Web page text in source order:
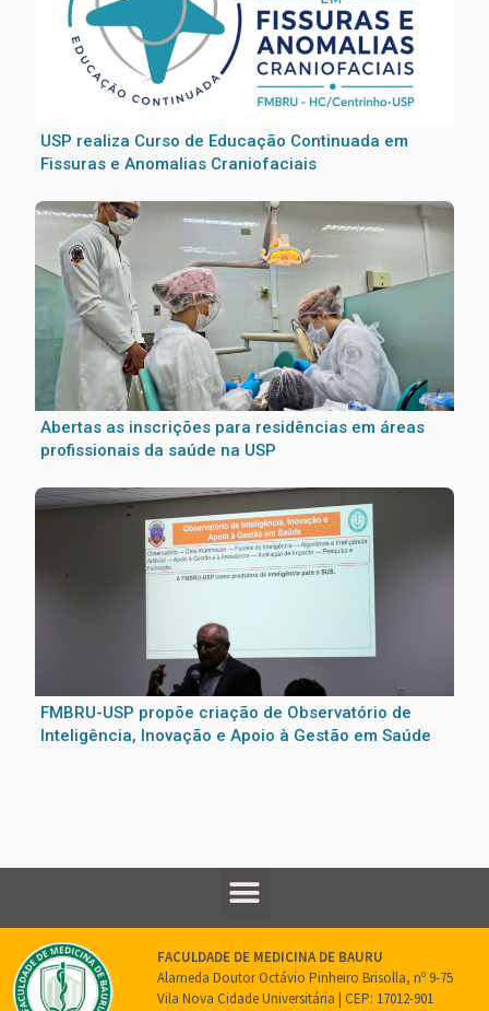
USP realiza Curso de Educação Continuada em
Fissuras e Anomalias Craniofaciais
Abertas as inscrições para residências em áreas
profissionais da saúde na USP
FMBRU-USP propõe criação de Observatório de
Inteligência, Inovação e Apoio à Gestão em Saúde
FACULDADE DE MEDICINA DE BAURU
Alameda Doutor Octávio Pinheiro Brisolla, nº 9-75
Vila Nova Cidade Universitária | CEP: 17012-901